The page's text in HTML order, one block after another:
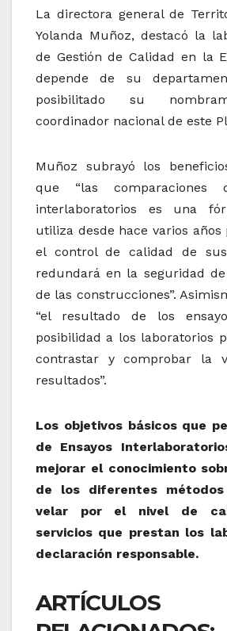
La directora general de
Yolanda Muñoz, destacó la
de Gestión de Calidad en la
depende de su
posibilitado su
coordinador nacional de este
Muñoz subrayó los
que “las comparaciones
interlaboratorios es una
utiliza desde hace varios
el control de calidad de sus
redundará en la seguridad
de las construcciones”.
“el resultado de los
posibilidad a los laboratorios
contrastar y comprobar la
resultados”.
Los objetivos básicos que
de Ensayos
mejorar el conocimiento
de los diferentes
velar por el nivel de
servicios que prestan los
declaración responsable.
ARTÍCULOS